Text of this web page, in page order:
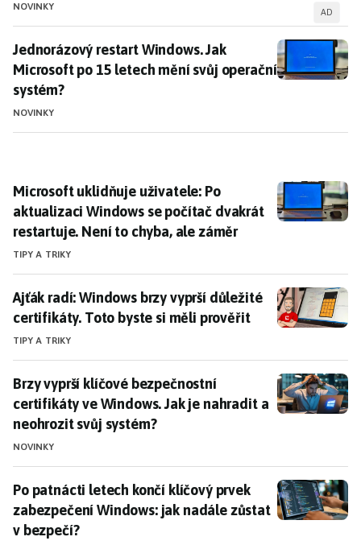
NOVINKY AD
Jednorázový restart Windows. Jak Microsoft po 15
Jednorázový restart Windows. Jak
Microsoft po 15 letech mění svůj operační
systém?
NOVINKY
Microsoft uklidňuje uživatele: Po aktualizaci
Microsoft uklidňuje uživatele: Po
aktualizaci Windows se počítač dvakrát
restartuje. Není to chyba, ale záměr
TIPY A TRIKY
Ajťák radí: Windows brzy vyprší důležité certifikáty.
Ajťák radí: Windows brzy vyprší důležité
certifikáty. Toto byste si měli prověřit
TIPY A TRIKY
Brzy vyprší klíčové bezpečnostní certifikáty ve
Brzy vyprší klíčové bezpečnostní
certifikáty ve Windows. Jak je nahradit a
neohrozit svůj systém?
NOVINKY
Po patnácti letech končí klíčový prvek zabezpečení
Po patnácti letech končí klíčový prvek
zabezpečení Windows: jak nadále zůstat
v bezpečí?